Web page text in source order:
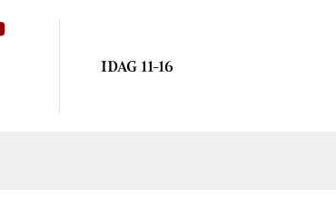
IDAG 11-16